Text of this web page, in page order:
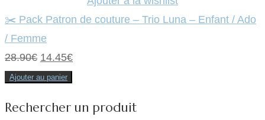
✂️ Pack Patron de couture – Trio Luna – Enfant / Ado
/ Femme
28.90€ Le
prix
était :
14.45€Le
est :
Ajouter au panier
Rechercher un produit